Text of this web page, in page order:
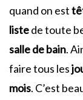
quand on est
listede toute
salle de bain.
faire tous les
mois. C’est